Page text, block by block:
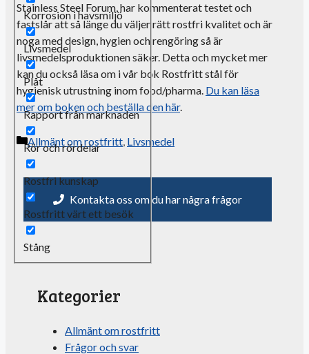
Korrosion i havsmiljö
Livsmedel
Plåt
Rapport från marknaden
Rör och rördelar
Rostfri kunskap
Rostfritt värt ett besök
Stång
Stainless Steel Forum, har kommenterat testet och
fastslår att så länge du väljer rätt rostfri kvalitet och är
noga med design, hygien och rengöring så är
livsmedelsproduktionen säker. Detta och mycket mer
kan du också läsa om i vår bok Rostfritt stål för
hygienisk utrustning inomfood/pharma. Du kan läsa
mer om boken och beställa den här.
Kategorier
Allmänt om rostfritt Livsmedel
Kontakta oss om du har några frågor
Kategorier
Allmänt om rostfritt
Frågor och svar